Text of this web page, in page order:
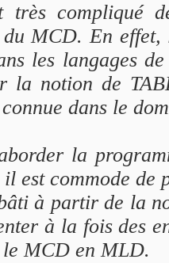
très compliqué
MCD. En effet,
les langages
la notion de
dans le
la
est commode de
à partir de la
à la fois des
MCD en MLD.